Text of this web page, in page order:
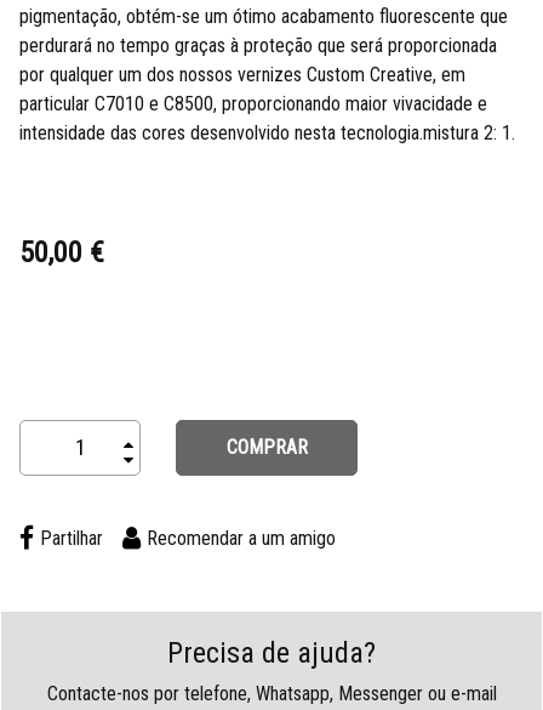
pigmentação, obtém-se um ótimo acabamento fluorescente que
perdurará no tempo graças à proteção que será proporcionada
por qualquer um dos nossos vernizes Custom Creative, em
particular C7010 e C8500, proporcionando maior vivacidade e
intensidade das cores desenvolvido nesta tecnologia.mistura 2: 1.
50,00 €
COMPRAR
Partilhar Recomendar a um amigo
Precisa de ajuda?
Contacte-nos por telefone, Whatsapp, Messenger ou e-mail